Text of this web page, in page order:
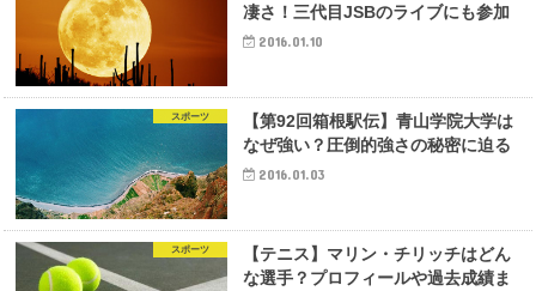
凄さ！三代目JSBのライブにも参加
2016.01.10
スポーツ
【第92回箱根駅伝】青山学院大学は
なぜ強い？圧倒的強さの秘密に迫る
2016.01.03
スポーツ
【テニス】マリン・チリッチはどん
な選手？プロフィールや過去成績ま